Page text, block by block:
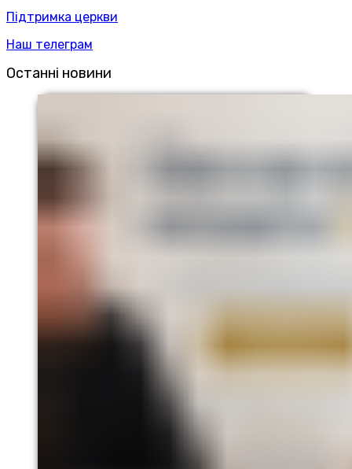
Підтримка церкви
Наш телеграм
Останні новини